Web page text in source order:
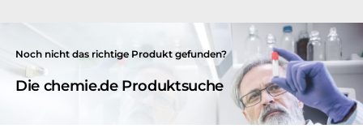
Noch nicht das richtige Produkt gefunden?
Die chemie.de Produktsuche